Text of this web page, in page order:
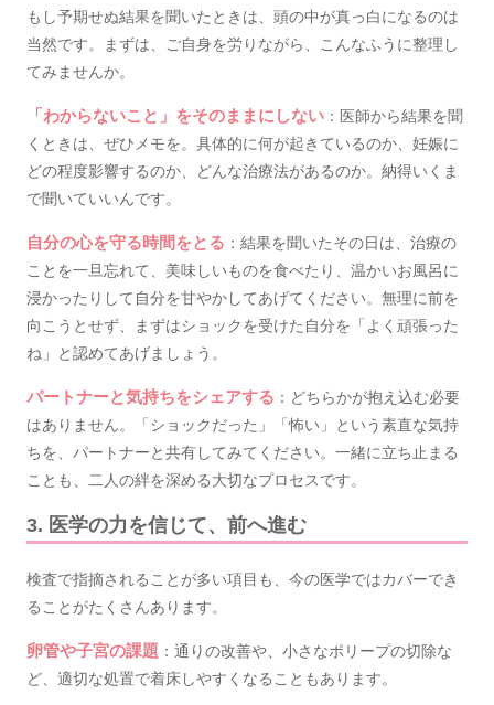
もし予期せぬ結果を聞いたときは、頭の中が真っ白になるのは
当然です。まずは、ご自身を労りながら、こんなふうに整理し
てみませんか。
「わからないこと」をそのままにしない ：医師から結果を聞
くときは、ぜひメモを。具体的に何が起きているのか、妊娠に
どの程度影響するのか、どんな治療法があるのか。納得いくま
で聞いていいんです。
自分の心を守る時間をとる ：結果を聞いたその日は、治療の
ことを一旦忘れて、美味しいものを食べたり、温かいお風呂に
浸かったりして自分を甘やかしてあげてください。無理に前を
向こうとせず、まずはショックを受けた自分を「よく頑張った
ね」と認めてあげましょう。
パートナーと気持ちをシェアする ：どちらかが抱え込む必要
はありません。「ショックだった」「怖い」という素直な気持
ちを、パートナーと共有してみてください。一緒に立ち止まる
ことも、二人の絆を深める大切なプロセスです。
3. 医学の力を信じて、前へ進む
検査で指摘されることが多い項目も、今の医学ではカバーでき
ることがたくさんあります。
卵管や子宮の課題 ：通りの改善や、小さなポリープの切除な
ど、適切な処置で着床しやすくなることもあります。